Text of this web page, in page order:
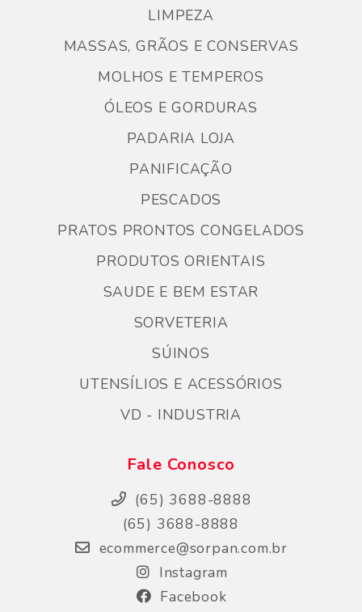
LIMPEZA
MASSAS, GRÃOS E CONSERVAS
MOLHOS E TEMPEROS
ÓLEOS E GORDURAS
PADARIA LOJA
PANIFICAÇÃO
PESCADOS
PRATOS PRONTOS CONGELADOS
PRODUTOS ORIENTAIS
SAUDE E BEM ESTAR
SORVETERIA
SÚINOS
UTENSÍLIOS E ACESSÓRIOS
VD - INDUSTRIA
Fale Conosco
(65) 3688-8888
(65) 3688-8888
ecommerce@sorpan.com.br
Instagram
Facebook